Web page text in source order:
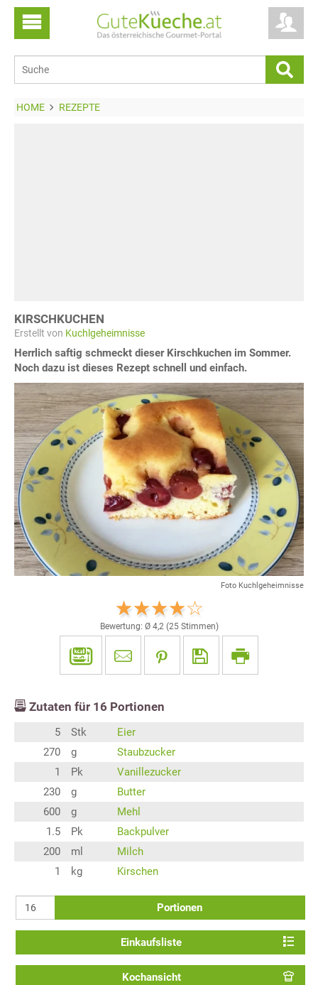
HOME REZEPTE
KIRSCHKUCHEN
Erstellt von Kuchlgeheimnisse
Herrlich saftig schmeckt dieser Kirschkuchen im Sommer.
Noch dazu ist dieses Rezept schnell und einfach.
Foto Kuchlgeheimnisse
Bewertung: Ø 4,2(25Stimmen)
Zutaten für 16 Portionen
5 Stk
Eier
270
g
Staubzucker
1
Pk
Vanillezucker
230
g
Butter
600
g
Mehl
1.5
Pk
Backpulver
200
ml
Milch
1
kg Kirschen
Portionen
Einkaufsliste
Kochansicht